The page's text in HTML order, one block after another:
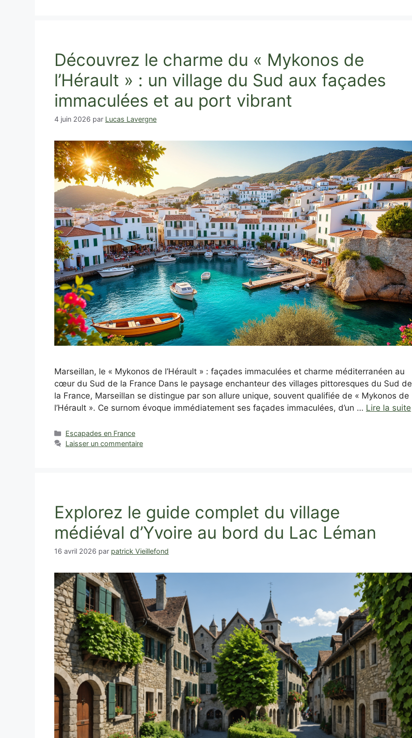
Découvrez le charme du « Mykonos de
l’Hérault » : un village du Sud aux façades
immaculées et au port vibrant
4 juin 2026 par Lucas Lavergne
Marseillan, le « Mykonos de l’Hérault » : façades immaculées et charme méditerranéen au
cœur du Sud de la France Dans le paysage enchanteur des villages pittoresques du Sud de
la France, Marseillan se distingue par son allure unique, souvent qualifiée de « Mykonos de
l’Hérault ». Ce surnom évoque immédiatement ses façades immaculées, d’un … Lire la suite
Catégories
Escapades en France
Laisser un commentaire
Explorez le guide complet du village
médiéval d’Yvoire au bord du Lac Léman
16 avril 2026 par patrick Vieillefond